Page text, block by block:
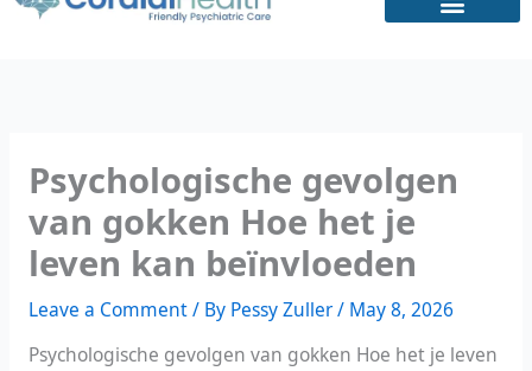
Psychologische gevolgen
van gokken Hoe het je
leven kan beïnvloeden
Leave a Comment/ By Pessy Zuller/ May 8, 2026
Psychologische gevolgen van gokken Hoe het je leven